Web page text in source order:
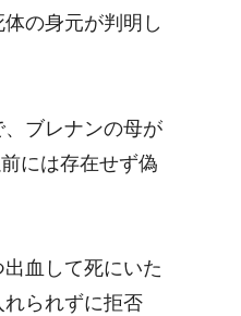
の身元が判明し
ブレナンの母が
には存在せず偽
血して死にいた
られずに拒否